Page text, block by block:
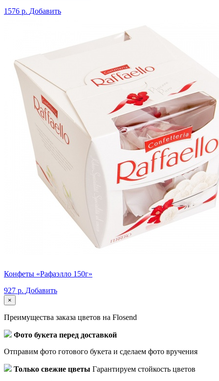
1576 р. Добавить
Конфеты «Рафаэлло 150г»
927 р. Добавить
×
Преимущества заказа цветов на Flosend
Фото букета перед доставкой
Отправим фото готового букета и сделаем фото вручения
Только свежие цветы Гарантируем стойкость цветов